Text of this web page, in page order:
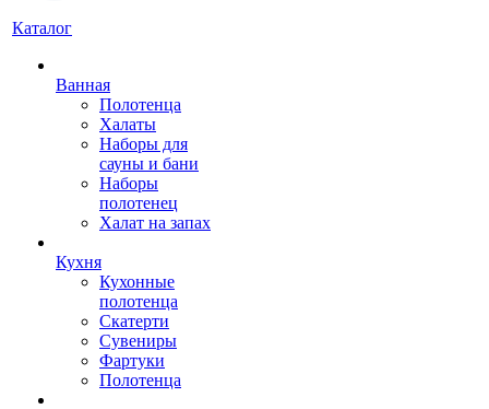
Каталог
Ванная
Полотенца
Халаты
Наборы для
сауны и бани
Наборы
полотенец
Халат на запах
Кухня
Кухонные
полотенца
Скатерти
Сувениры
Фартуки
Полотенца